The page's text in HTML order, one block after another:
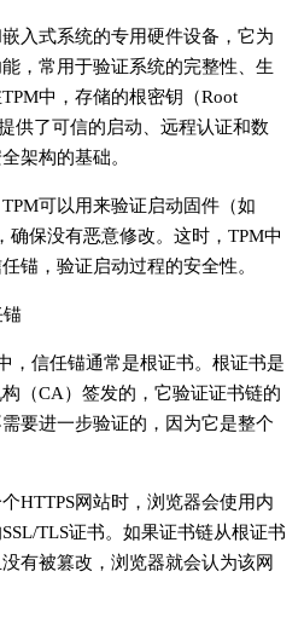
入式系统的专用硬件设备，它为
，常用于验证系统的完整性、生
中，存储的根密钥（Root
供了可信的启动、远程认证和数
架构的基础。
可以用来验证启动固件（如
确保没有恶意修改。这时，TPM中
锚，验证启动过程的安全性。
锚
，信任锚通常是根证书。根证书是
（CA）签发的，它验证证书链的
要进一步验证的，因为它是整个
HTTPS网站时，浏览器会使用内
TLS证书。如果证书链从根证书
有被篡改，浏览器就会认为该网